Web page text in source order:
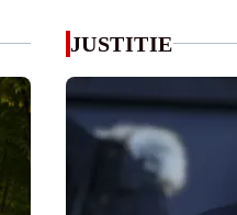
JUSTITIE